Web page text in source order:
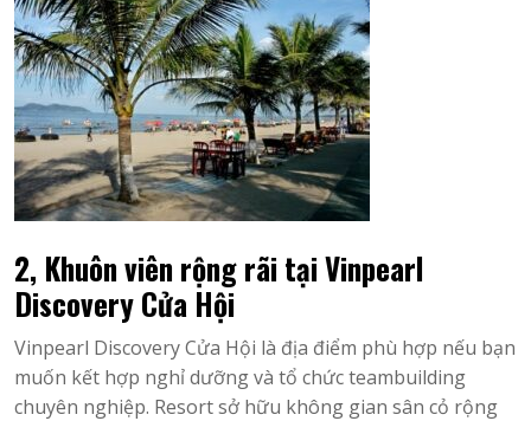
2, Khuôn viên rộng rãi tại Vinpearl
Discovery Cửa Hội
Vinpearl Discovery Cửa Hội là địa điểm phù hợp nếu bạn
muốn kết hợp nghỉ dưỡng và tổ chức teambuilding
chuyên nghiệp. Resort sở hữu không gian sân cỏ rộng